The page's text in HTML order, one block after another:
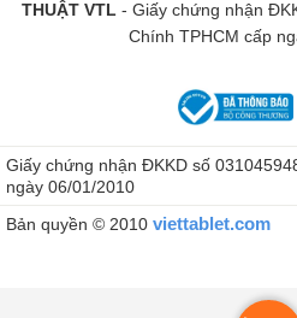
THUẬT VTL - Giấy chứng nhận
Chính TPHCM cấp
Giấy chứng nhận ĐKKD số
ngày 06/01/2010
Bản quyền © 2010 viettablet.com